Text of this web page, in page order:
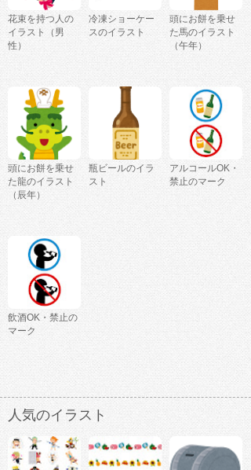
花束を持つ人の
イラスト（男
性）
冷凍ショーケー
スのイラスト
頭にお餅を乗せ
た馬のイラスト
（午年）
頭にお餅を乗せ
た龍のイラスト
（辰年）
瓶ビールのイラ
スト
アルコールOK・
禁止のマーク
飲酒OK・禁止の
マーク
人気のイラスト